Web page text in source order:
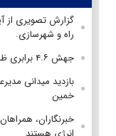
گزارش تصویری از
راه و شهرسازی.
جهش ۴.۶ برابری ظرفیت نیروگاه‌های تجدیدپذیر
بازدید میدانی
خمین
خبرنگاران،